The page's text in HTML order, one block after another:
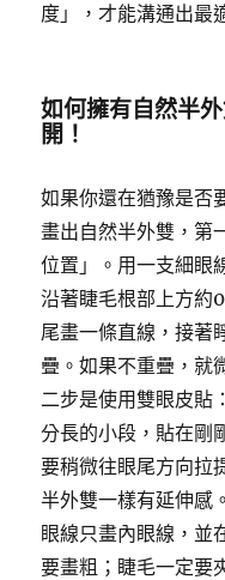
度」，才能溝通出最
如何擁有自然半
開！
如果你還在猶豫是否
畫出自然半外雙，第
位置」。用一支細眼
沿著睫毛根部上方約
尾畫一條直線，接著
疊。如果不重疊，就
二步是使用雙眼皮貼
分長的小段，貼在剛
要稍微往眼尾方向拉
半外雙一樣有延伸感
眼線只畫內眼線，並
要畫粗；睫毛一定要